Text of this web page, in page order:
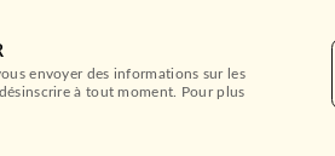
envoyer des informations sur les
à tout moment. Pour plus